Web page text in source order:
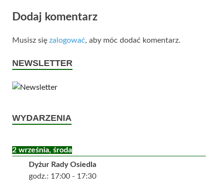
Dodaj komentarz
Musisz się zalogować, aby móc dodać komentarz.
NEWSLETTER
WYDARZENIA
2 września, środa
Dyżur Rady Osiedla
godz.: 17:00 - 17:30